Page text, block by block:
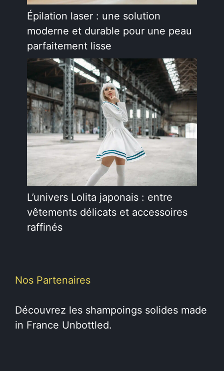
Épilation laser : une solution
moderne et durable pour une peau
parfaitement lisse
L’univers Lolita japonais : entre
vêtements délicats et accessoires
raffinés
Nos Partenaires
Découvrez les shampoings solides made
in France Unbottled.